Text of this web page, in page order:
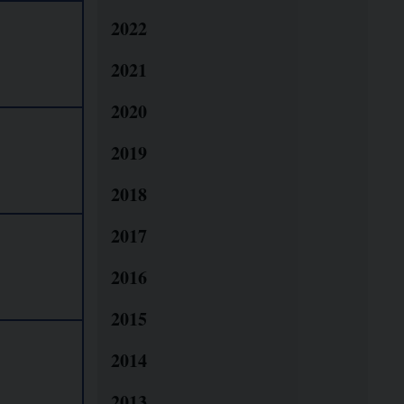
2022
2021
2020
2019
2018
2017
2016
2015
2014